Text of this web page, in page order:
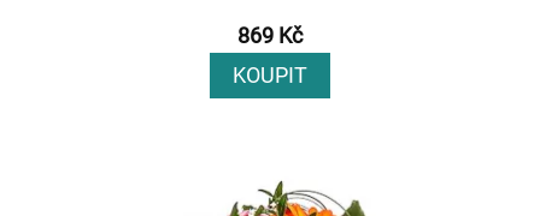
869 Kč
KOUPIT